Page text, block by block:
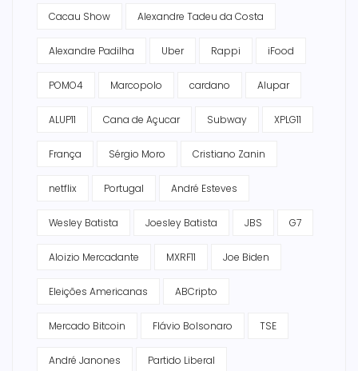
Cacau Show Alexandre Tadeu da Costa
Alexandre Padilha Uber Rappi iFood
POMO4 Marcopolo cardano Alupar
ALUP11 Cana de Açucar Subway XPLG11
França Sérgio Moro Cristiano Zanin
netflix Portugal André Esteves
Wesley Batista Joesley Batista JBS G7
Aloizio Mercadante MXRF11 Joe Biden
Eleições Americanas ABCripto
Mercado Bitcoin Flávio Bolsonaro TSE
André Janones Partido Liberal